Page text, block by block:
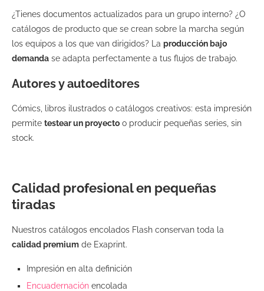
¿Tienes documentos actualizados para un grupo interno? ¿O
catálogos de producto que se crean sobre la marcha según
los equipos a los que van dirigidos? La producción bajo
demanda se adapta perfectamente a tus flujos de trabajo.
Autores y autoeditores
Cómics, libros ilustrados o catálogos creativos: esta impresión
permite testear un proyecto o producir pequeñas series, sin
stock.
Calidad profesional en pequeñas
tiradas
Nuestros catálogos encolados Flash conservan toda la
calidad premium de Exaprint.
Impresión en alta definición
Encuadernación encolada